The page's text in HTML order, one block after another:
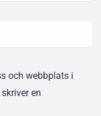
och webbplats i
en